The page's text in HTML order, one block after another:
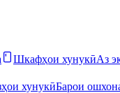
Шкафҳои хунукӣАз
хунукӣБарои